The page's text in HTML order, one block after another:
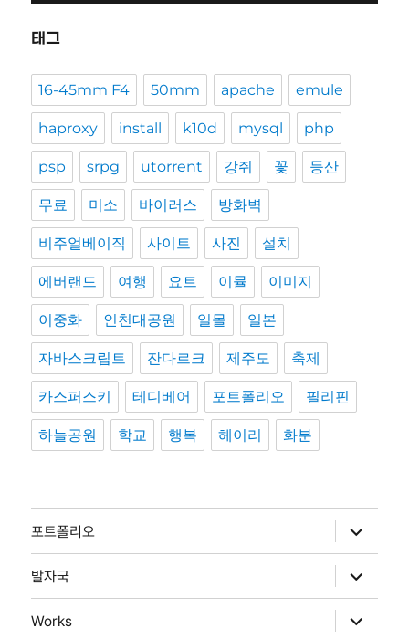
태그
16-45mm F4 50mm apache emule
haproxy install k10d mysql php
psp srpg utorrent 강쥐 꽃 등산
무료 미소 바이러스 방화벽
비주얼베이직 사이트 사진 설치
에버랜드 여행 요트 이뮬 이미지
이중화 인천대공원 일몰 일본
자바스크립트 잔다르크 제주도 축제
카스퍼스키 테디베어 포트폴리오 필리핀
하늘공원 학교 행복 헤이리 화분
포트폴리오
위
메
뉴
확
장
발자국
위
메
뉴
확
Works
위